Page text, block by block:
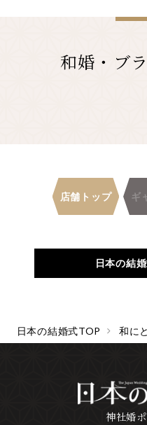
日本の結婚式TOP 和に
和婚・ブ
店舗トップ ギ
日本の結
神社婚